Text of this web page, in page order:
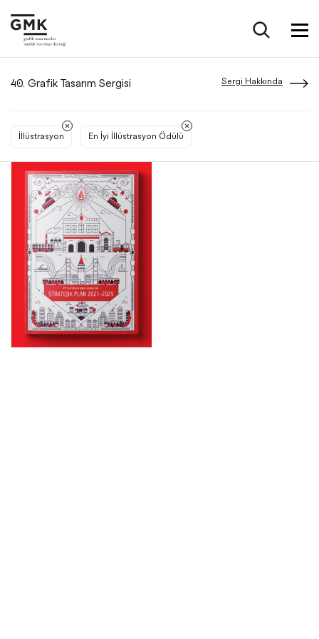
40. Grafik Tasarım Sergisi
İllüstrasyon En İyi İllüstrasyon Ödülü
Sergi Hakkında